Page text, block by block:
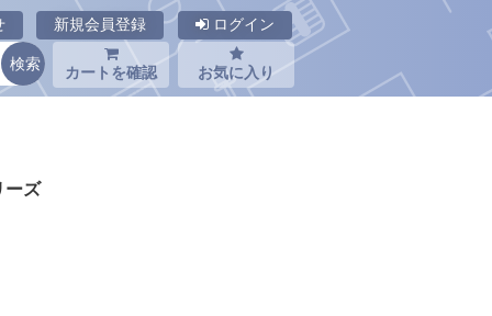
新規会員登録 ログイン
カートを確認 お気に入り
ーズ